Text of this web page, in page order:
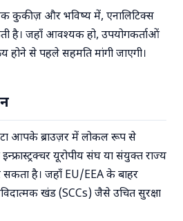
कुकीज़ और भविष्य में, एनालिटिक्स
है। जहाँ आवश्यक हो, उपयोगकर्ताओं
होने से पहले सहमति मांगी जाएगी।
आपके ब्राउज़र में लोकल रूप से
यूरोपीय संघ या संयुक्त राज्य
सकता है। जहाँ EU/EEA के बाहर
खंड (SCCs) जैसे उचित सुरक्षा